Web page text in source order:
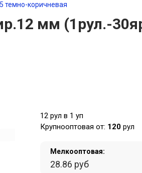
темно-коричневая
мм (1рул.-
12 рул в 1 уп
Крупнооптовая от: 120 рул
Мелкооптовая:
28.86 руб